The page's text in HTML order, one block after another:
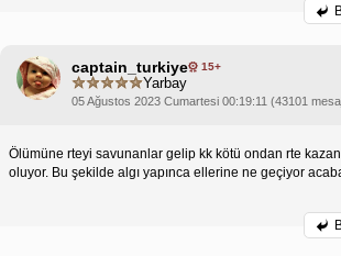
captain_turkiye 15+
Yarbay
05 Ağustos 2023 Cumartesi 00:19:11 (43101
Ölümüne rteyi savunanlar gelip kk kötü ondan rte
oluyor. Bu şekilde algı yapınca ellerine ne geçiyor